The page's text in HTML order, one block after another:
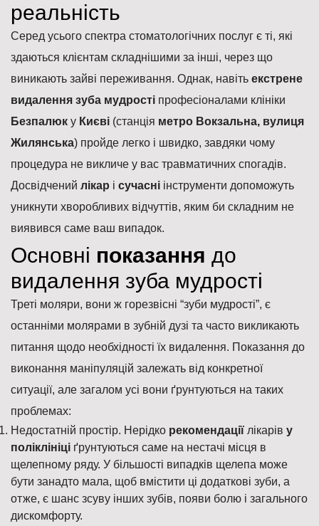
реальність
Серед усього спектра стоматологічних послуг є ті, які
здаються клієнтам складнішими за інші, через що
виникають зайві переживання. Однак, навіть екстрене
видалення зуба мудрості професіоналами клініки
Безпалюк у Києві (станція метро Вокзальна, вулиця
Жилянська) пройде легко і швидко, завдяки чому
процедура не викличе у вас травматичних спогадів.
Досвідчений лікар і сучасні інструменти допоможуть
уникнути хворобливих відчуттів, яким би складним не
виявився саме ваш випадок.
Основні показання до
видалення зуба мудрості
Треті моляри, вони ж горезвісні “зуби мудрості”, є
останніми молярами в зубній дузі та часто викликають
питання щодо необхідності їх видалення. Показання до
виконання маніпуляцій залежать від конкретної
ситуації, але загалом усі вони ґрунтуються на таких
проблемах:
Недостатній простір. Нерідко рекомендації лікарів у
поліклініці ґрунтуються саме на нестачі місця в
щелепному ряду. У більшості випадків щелепа може
бути занадто мала, щоб вмістити ці додаткові зуби, а
отже, є шанс зсуву інших зубів, появи болю і загального
дискомфорту.